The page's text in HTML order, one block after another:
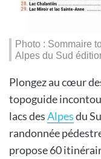
Photo : Sommaire
Alpes du Sud
Plongez au cœur
topoguide
lacs desAlpesdu
randonnée
propose 60